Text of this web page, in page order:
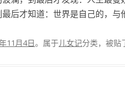
后才知道：世界是自己的，与
11月4日。属于儿女记分类，被贴